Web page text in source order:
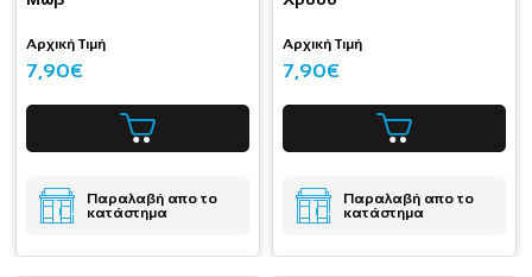
Αρχική Τιμή
7,90€
Παραλαβή απο το
κατάστημα
Αρχική Τιμή
7,90€
Παραλαβή απο το
κατάστημα